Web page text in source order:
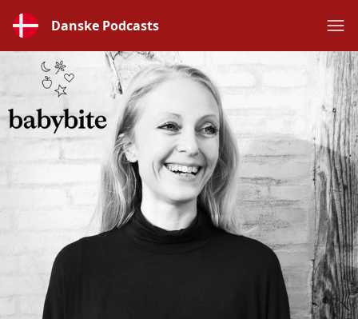
Danske Podcasts